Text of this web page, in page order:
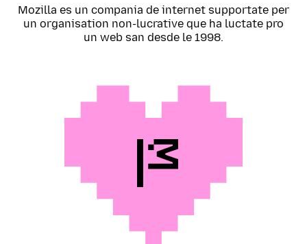
Mozilla es un compania de internet supportate per
un organisation non-lucrative que ha luctate pro
un web san desde le 1998.